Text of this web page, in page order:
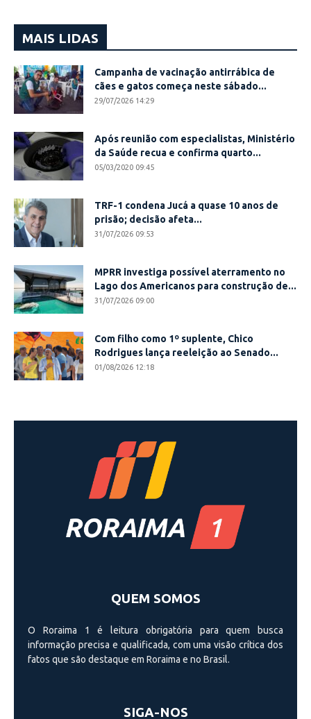
MAIS LIDAS
Campanha de vacinação antirrábica de
cães e gatos começa neste sábado...
29/07/2026 14:29
Após reunião com especialistas, Ministério
da Saúde recua e confirma quarto...
05/03/2020 09:45
TRF-1 condena Jucá a quase 10 anos de
prisão; decisão afeta...
31/07/2026 09:53
MPRR investiga possível aterramento no
Lago dos Americanos para construção de...
31/07/2026 09:00
Com filho como 1º suplente, Chico
Rodrigues lança reeleição ao Senado...
01/08/2026 12:18
QUEM SOMOS
O Roraima 1 é leitura obrigatória para quem busca
informação precisa e qualificada, com uma visão crí­tica dos
fatos que são destaque em Roraima e no Brasil.
SIGA-NOS